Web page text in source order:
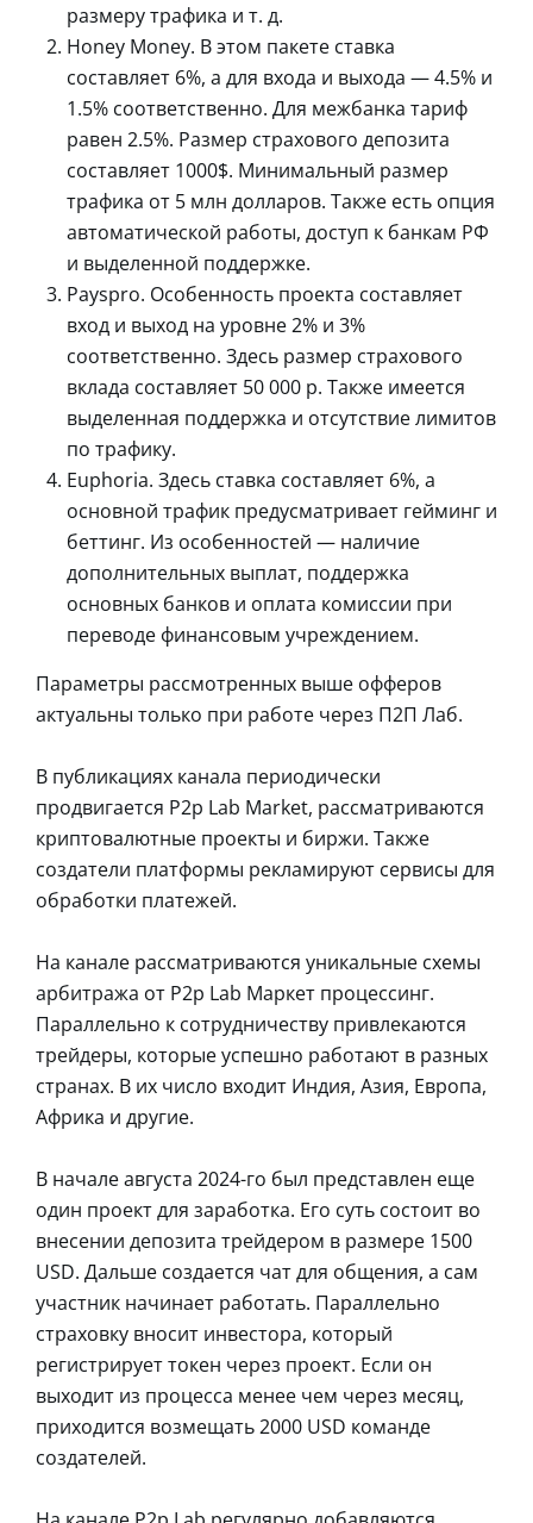
размеру трафика и т. д.
Honey Money. В этом пакете ставка
составляет 6%, а для входа и выхода — 4.5% и
1.5% соответственно. Для межбанка тариф
равен 2.5%. Размер страхового депозита
составляет 1000$. Минимальный размер
трафика от 5 млн долларов. Также есть опция
автоматической работы, доступ к банкам РФ
и выделенной поддержке.
Payspro. Особенность проекта составляет
вход и выход на уровне 2% и 3%
соответственно. Здесь размер страхового
вклада составляет 50 000 р. Также имеется
выделенная поддержка и отсутствие лимитов
по трафику.
Euphoria. Здесь ставка составляет 6%, а
основной трафик предусматривает гейминг и
беттинг. Из особенностей — наличие
дополнительных выплат, поддержка
основных банков и оплата комиссии при
переводе финансовым учреждением.
Параметры рассмотренных выше офферов
актуальны только при работе через П2П Лаб.
В публикациях канала периодически
продвигается P2p Lab Market, рассматриваются
криптовалютные проекты и биржи. Также
создатели платформы рекламируют сервисы для
обработки платежей.
На канале рассматриваются уникальные схемы
арбитража от P2p Lab Маркет процессинг.
Параллельно к сотрудничеству привлекаются
трейдеры, которые успешно работают в разных
странах. В их число входит Индия, Азия, Европа,
Африка и другие.
В начале августа 2024-го был представлен еще
один проект для заработка. Его суть состоит во
внесении депозита трейдером в размере 1500
USD. Дальше создается чат для общения, а сам
участник начинает работать. Параллельно
страховку вносит инвестора, который
регистрирует токен через проект. Если он
выходит из процесса менее чем через месяц,
приходится возмещать 2000 USD команде
создателей.